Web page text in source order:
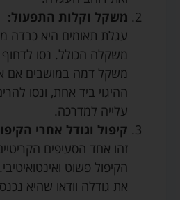
משקל וקלות התפעול:
עגלת תאומים היא כבדה
משקלה הכולל. נסו
משקל דמה במושבים אם
ההיגוי ביד אחת, ונסו
עלייה למדרכה.
קיפול וגודל אחרי
זהו אחד הסעיפים
הקיפול פשוט
את גודלה וודאו שהיא